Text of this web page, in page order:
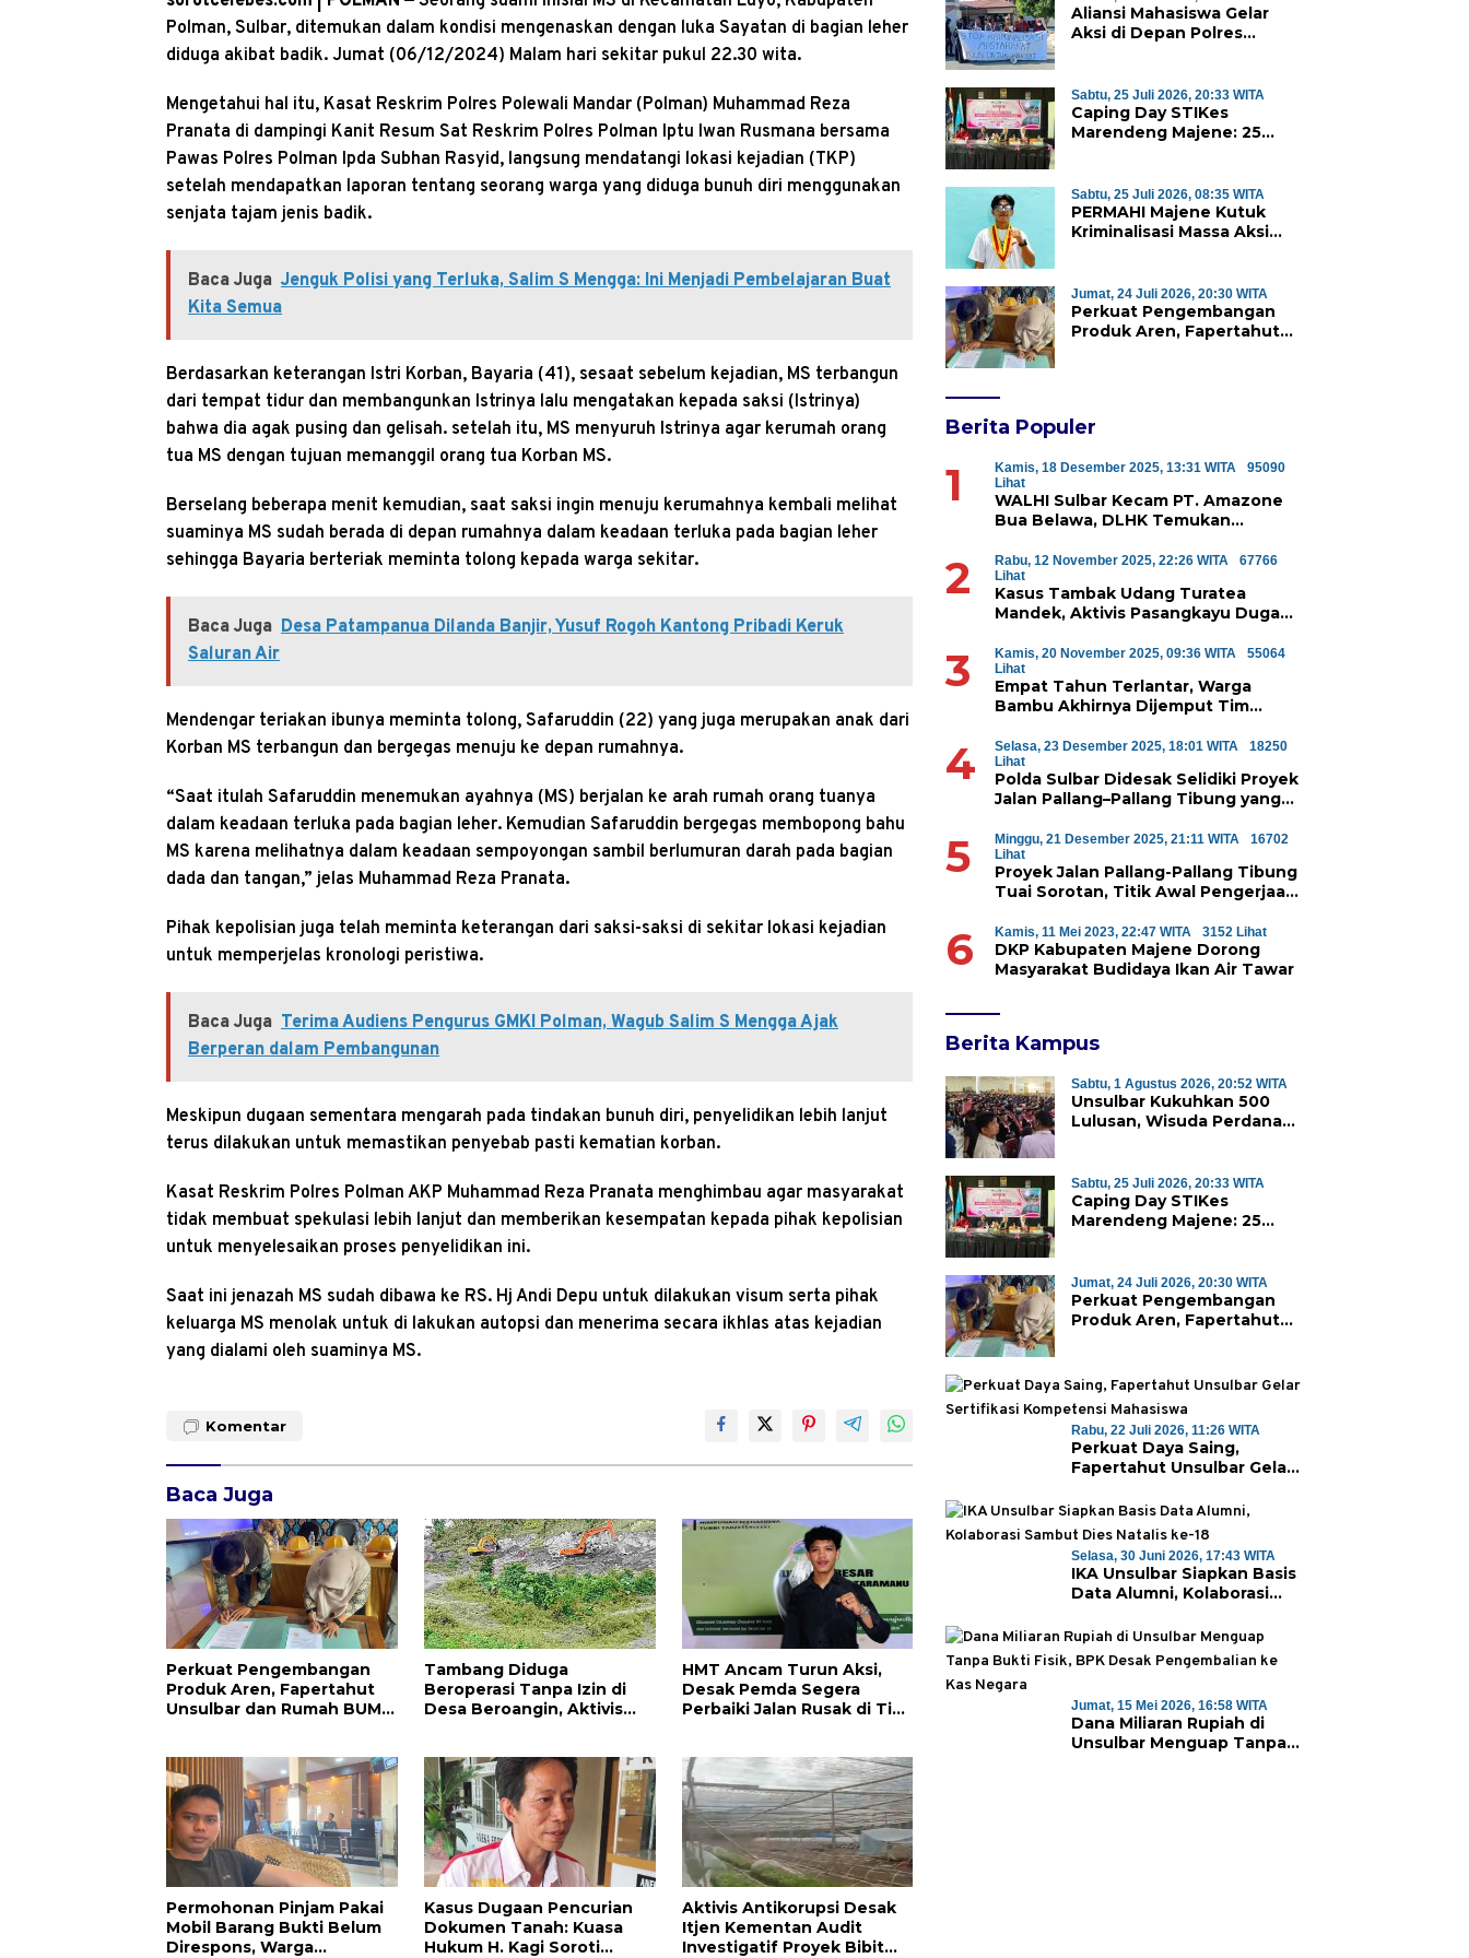
Polman, Sulbar, ditemukan dalam kondisi mengenaskan dengan luka Sayatan di bagian leher
diduga akibat badik. Jumat (06/12/2024) Malam hari sekitar pukul 22.30 wita.
Mengetahui hal itu, Kasat Reskrim Polres Polewali Mandar (Polman) Muhammad Reza
Pranata di dampingi Kanit Resum Sat Reskrim Polres Polman Iptu Iwan Rusmana bersama
Pawas Polres Polman Ipda Subhan Rasyid, langsung mendatangi lokasi kejadian (TKP)
setelah mendapatkan laporan tentang seorang warga yang diduga bunuh diri menggunakan
senjata tajam jenis badik.
Baca Juga Jenguk Polisi yang Terluka, Salim S Mengga: Ini Menjadi Pembelajaran Buat
Kita Semua
Berdasarkan keterangan Istri Korban, Bayaria (41), sesaat sebelum kejadian, MS terbangun
dari tempat tidur dan membangunkan Istrinya lalu mengatakan kepada saksi (Istrinya)
bahwa dia agak pusing dan gelisah. setelah itu, MS menyuruh Istrinya agar kerumah orang
tua MS dengan tujuan memanggil orang tua Korban MS.
Berselang beberapa menit kemudian, saat saksi ingin menuju kerumahnya kembali melihat
suaminya MS sudah berada di depan rumahnya dalam keadaan terluka pada bagian leher
sehingga Bayaria berteriak meminta tolong kepada warga sekitar.
Baca Juga Desa Patampanua Dilanda Banjir, Yusuf Rogoh Kantong Pribadi Keruk
Saluran Air
Mendengar teriakan ibunya meminta tolong, Safaruddin (22) yang juga merupakan anak dari
Korban MS terbangun dan bergegas menuju ke depan rumahnya.
“Saat itulah Safaruddin menemukan ayahnya (MS) berjalan ke arah rumah orang tuanya
dalam keadaan terluka pada bagian leher. Kemudian Safaruddin bergegas membopong bahu
MS karena melihatnya dalam keadaan sempoyongan sambil berlumuran darah pada bagian
dada dan tangan,” jelas Muhammad Reza Pranata.
Pihak kepolisian juga telah meminta keterangan dari saksi-saksi di sekitar lokasi kejadian
untuk memperjelas kronologi peristiwa.
Baca Juga Terima Audiens Pengurus GMKI Polman, Wagub Salim S Mengga Ajak
Berperan dalam Pembangunan
Meskipun dugaan sementara mengarah pada tindakan bunuh diri, penyelidikan lebih lanjut
terus dilakukan untuk memastikan penyebab pasti kematian korban.
Kasat Reskrim Polres Polman AKP Muhammad Reza Pranata menghimbau agar masyarakat
tidak membuat spekulasi lebih lanjut dan memberikan kesempatan kepada pihak kepolisian
untuk menyelesaikan proses penyelidikan ini.
Saat ini jenazah MS sudah dibawa ke RS. Hj Andi Depu untuk dilakukan visum serta pihak
keluarga MS menolak untuk di lakukan autopsi dan menerima secara ikhlas atas kejadian
yang dialami oleh suaminya MS.
Komentar
Baca Juga
Perkuat Pengembangan
Produk Aren, Fapertahut
Unsulbar dan Rumah BUMN
Tambang Diduga
Beroperasi Tanpa Izin di
Desa Beroangin, Aktivis
HMT Ancam Turun Aksi,
Desak Pemda Segera
Perbaiki Jalan Rusak di Tiga
Permohonan Pinjam Pakai
Mobil Barang Bukti Belum
Direspons, Warga
Kasus Dugaan Pencurian
Dokumen Tanah: Kuasa
Hukum H. Kagi Soroti
Aktivis Antikorupsi Desak
Itjen Kementan Audit
Investigatif Proyek Bibit
Aliansi Mahasiswa Gelar
Aksi di Depan Polres
Mamasa
Sabtu, 25 Juli 2026, 20:33 WITA
Caping Day STIKes
Marendeng Majene: 25
Klinik Perdana
Sabtu, 25 Juli 2026, 08:35 WITA
PERMAHI Majene Kutuk
Kriminalisasi Massa Aksi
Bebaskan Dua Warga yang
Ditangkap
Jumat, 24 Juli 2026, 20:30 WITA
Perkuat Pengembangan
Produk Aren, Fapertahut
Berita Populer
1 Kamis, 18 Desember 2025, 13:31 WITA
95090
Lihat
WALHI Sulbar Kecam PT. Amazone
Bua Belawa, DLHK Temukan
Perumahan di Majene
2 Rabu, 12 November 2025, 22:26 WITA
67766
Lihat
Kasus Tambak Udang Turatea
Mandek, Aktivis Pasangkayu Duga
Penyerobotan Hutan Lindung
3 Kamis, 20 November 2025, 09:36 WITA
55064
Lihat
Empat Tahun Terlantar, Warga
Bambu Akhirnya Dijemput Tim
4 Selasa, 23 Desember 2025, 18:01 WITA
18250
Lihat
Polda Sulbar Didesak Selidiki Proyek
Jalan Pallang–Pallang Tibung yang
5 Minggu, 21 Desember 2025, 21:11 WITA
16702
Lihat
Proyek Jalan Pallang-Pallang Tibung
Tuai Sorotan, Titik Awal Pengerjaan
6 Kamis, 11 Mei 2023, 22:47 WITA 3152 Lihat
DKP Kabupaten Majene Dorong
Masyarakat Budidaya Ikan Air Tawar
Berita Kampus
Sabtu, 1 Agustus 2026, 20:52 WITA
Unsulbar Kukuhkan 500
Lulusan, Wisuda Perdana
Sabtu, 25 Juli 2026, 20:33 WITA
Caping Day STIKes
Marendeng Majene: 25
Klinik Perdana
Jumat, 24 Juli 2026, 20:30 WITA
Perkuat Pengembangan
Produk Aren, Fapertahut
Desa Saragian
Rabu, 22 Juli 2026, 11:26 WITA
Perkuat Daya Saing,
Fapertahut Unsulbar Gelar
Mahasiswa
Selasa, 30 Juni 2026, 17:43 WITA
IKA Unsulbar Siapkan Basis
Data Alumni, Kolaborasi
Jumat, 15 Mei 2026, 16:58 WITA
Dana Miliaran Rupiah di
Unsulbar Menguap Tanpa